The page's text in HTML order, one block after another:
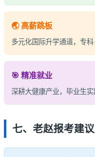
🌏 高薪跳板
多元化国际升学通道，专
🎯 精准就业
深耕大健康产业，毕业生实
七、老赵报考建议